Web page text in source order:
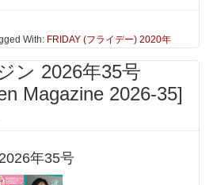
With: FRIDAY (フライデー) 2020年
ン 2026年35号
Magazine 2026-35]
年35号